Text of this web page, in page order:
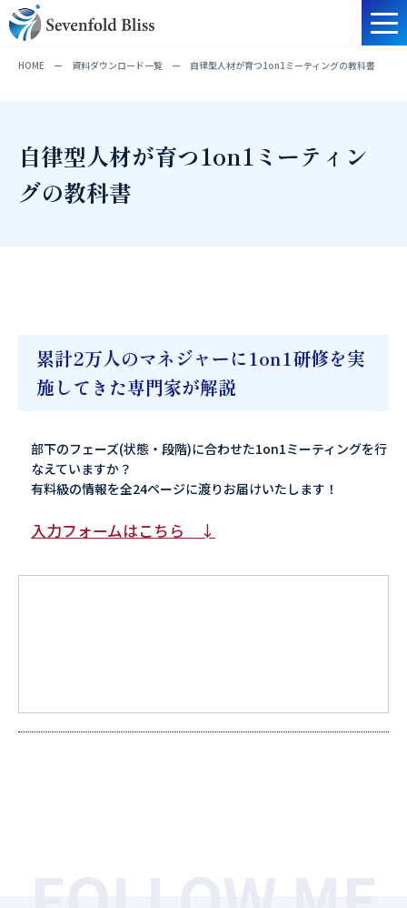
HOME ー 資料ダウンロード一覧 ー 自律型人材が育つ1on1ミーティングの教科書
自律型人材が育つ1on1ミーティン
グの教科書
累計2万人のマネジャーに1on1研修を実
施してきた専門家が解説
部下のフェーズ(状態・段階)に合わせた1on1ミーティングを行
なえていますか？
有料級の情報を全24ページに渡りお届けいたします！
入力フォームはこちら ↓